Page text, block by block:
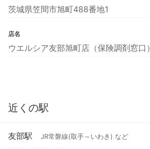
茨城県笠間市旭町488番地1
店名
ウエルシア友部旭町店（保険調剤窓口）
近くの駅
友部駅 JR常磐線(取手～いわき) など